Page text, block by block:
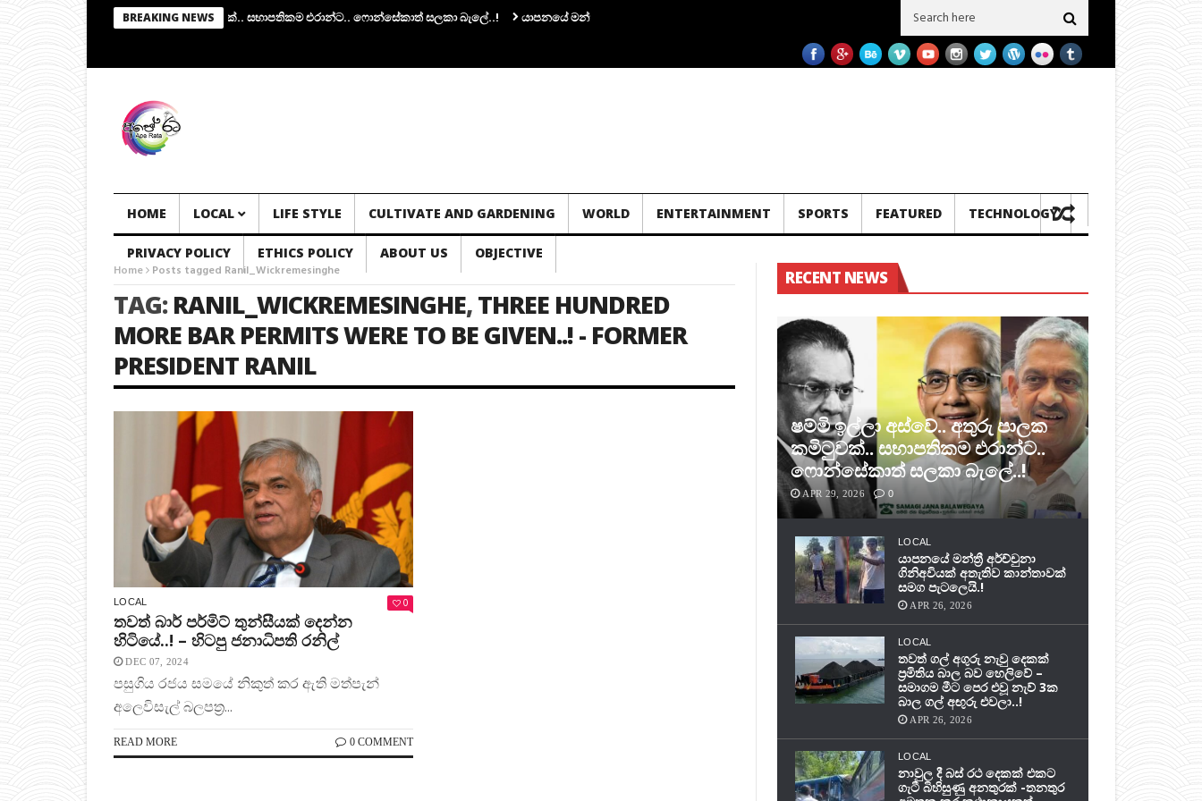
BREAKING NEWS
ෂම්මි ඉල්ලා අස්වේ.. අතුරු පාලක කමිටුවක්.. සභාපතිකම එරාන්ට.. ෆොන්සේකාත් සලකා බැලේ..! යාපනයේ මන්ත්‍රී අර්ච්චුනා ගිනිඅවියක් අතැතිව කාන්තාවක් සමග පැටලෙයි.! තවත් ගල් අගුරු නැවු දෙකක් ප‍්‍රමිතිය බාල බව හෙලිවේ – සමාගම
HOME LOCAL LIFE STYLE CULTIVATE AND GARDENING WORLD ENTERTAINMENT SPORTS FEATURED TECHNOLOGY
PRIVACY POLICY ETHICS POLICY ABOUT US OBJECTIVE
Home Posts tagged Ranil_Wickremesinghe
TAG:RANIL_WICKREMESINGHE,THREE HUNDRED
MORE BAR PERMITS WERE TO BE GIVEN..! - FORMER
PRESIDENT RANIL
LOCAL 0
තවත් බාර් පර්මිට් තුන්සීයක් දෙන්න
හිටියේ..! – හිටපු ජනාධිපති රනිල්
DEC 07, 2024
පසුගිය රජය සමයේ නිකුත් කර ඇති මත්පැන්
අලෙවිසැල් බලපත‍්‍ර...
READ MORE 0 COMMENT
RECENT NEWS
ෂම්මි ඉල්ලා අස්වේ.. අතුරු පාලක
කමිටුවක්.. සභාපතිකම එරාන්ට..
ෆොන්සේකාත් සලකා බැලේ..!
APR 29, 2026 0
LOCAL
යාපනයේ මන්ත්‍රී අර්ච්චුනා
ගිනිඅවියක් අතැතිව කාන්තාවක්
සමග පැටලෙයි.!
APR 26, 2026
LOCAL
තවත් ගල් අගුරු නැවු දෙකක්
ප‍්‍රමිතිය බාල බව හෙලිවේ –
සමාගම මීට පෙර එවූ නැව් 3ක
බාල ගල් අඟුරු එවලා..!
APR 26, 2026
LOCAL
නාවුල දී බස් රථ දෙකක් එකට
ගැටී බිහිසුණු අනතුරක් -තනතුර